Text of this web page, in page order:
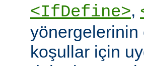
<IfDefine>,
yönergelerinin
koşullar için